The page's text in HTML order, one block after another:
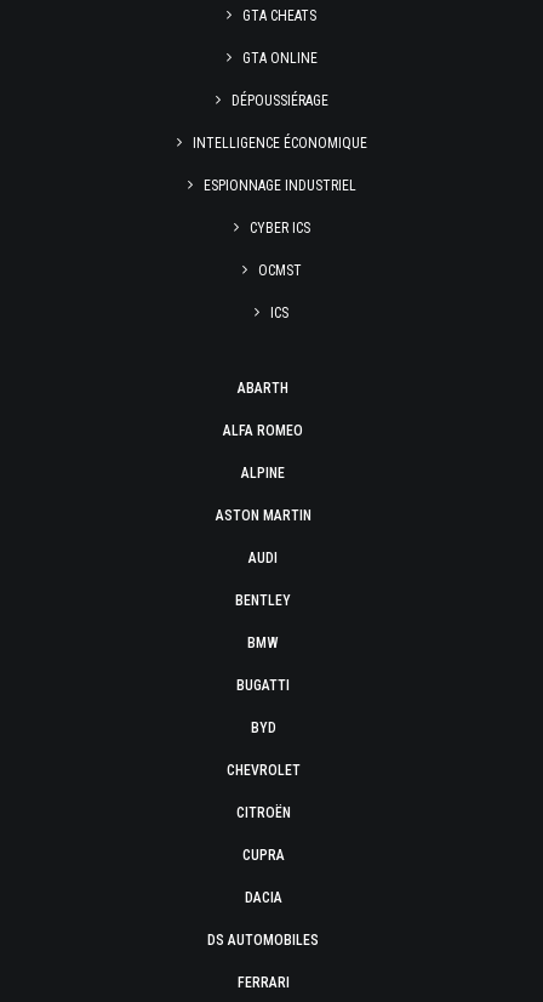
GTA CHEATS
GTA ONLINE
DÉPOUSSIÉRAGE
INTELLIGENCE ÉCONOMIQUE
ESPIONNAGE INDUSTRIEL
CYBER ICS
OCMST
ICS
ABARTH
ALFA ROMEO
ALPINE
ASTON MARTIN
AUDI
BENTLEY
BMW
BUGATTI
BYD
CHEVROLET
CITROËN
CUPRA
DACIA
DS AUTOMOBILES
FERRARI